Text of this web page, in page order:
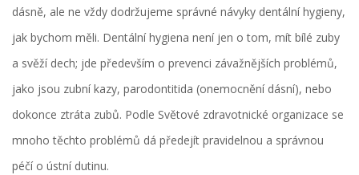
dásně, ale ne vždy dodržujeme správné návyky dentální hygieny,
jak bychom měli. Dentální hygiena není jen o tom, mít bílé zuby
a svěží dech; jde především o prevenci závažnějších problémů,
jako jsou zubní kazy, parodontitida (onemocnění dásní), nebo
dokonce ztráta zubů. Podle Světové zdravotnické organizace se
mnoho těchto problémů dá předejít pravidelnou a správnou
péčí o ústní dutinu.